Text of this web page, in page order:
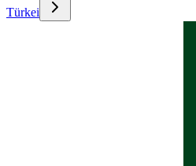
Türkei